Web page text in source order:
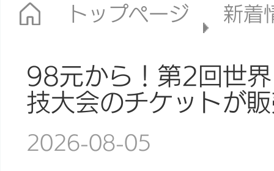
トップページ 新着
98元から！第2回世
技大会のチケットが
2026-08-05